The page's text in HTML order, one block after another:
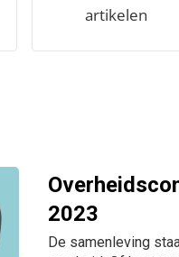
artikelen
2023
De samenleving